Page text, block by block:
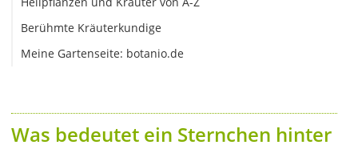
Berühmte Kräuterkundige
Meine Gartenseite: botanio.de
Was bedeutet ein Sternchen hinter